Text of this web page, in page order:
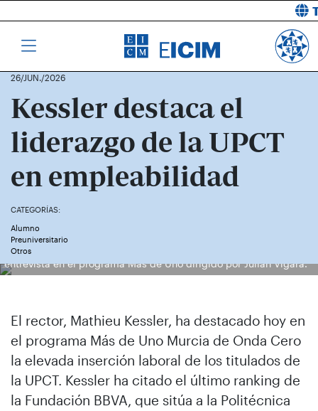
26/JUN./2026
Kessler destaca el
liderazgo de la UPCT
en empleabilidad
CATEGORÍAS:
Alumno
Preuniversitario
Otros
Kessler, en los estudios de Onda Cero Murcia, durante su
entrevista en el programa Mas de Uno dirigido por Julián Vigara.
El rector, Mathieu Kessler, ha destacado hoy en
el programa Más de Uno Murcia de Onda Cero
la elevada inserción laboral de los titulados de
la UPCT. Kessler ha citado el último ranking de
la Fundación BBVA, que sitúa a la Politécnica